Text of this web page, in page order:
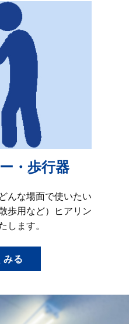
・歩行器
んな場面で使いたい
歩用など）ヒアリン
します。
みる